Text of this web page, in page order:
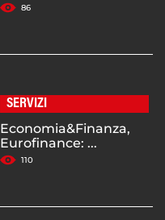
86
SERVIZI
Economia&Finanza,
Eurofinance: ...
110